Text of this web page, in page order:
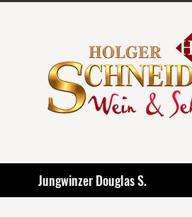
Jungwinzer Douglas S.